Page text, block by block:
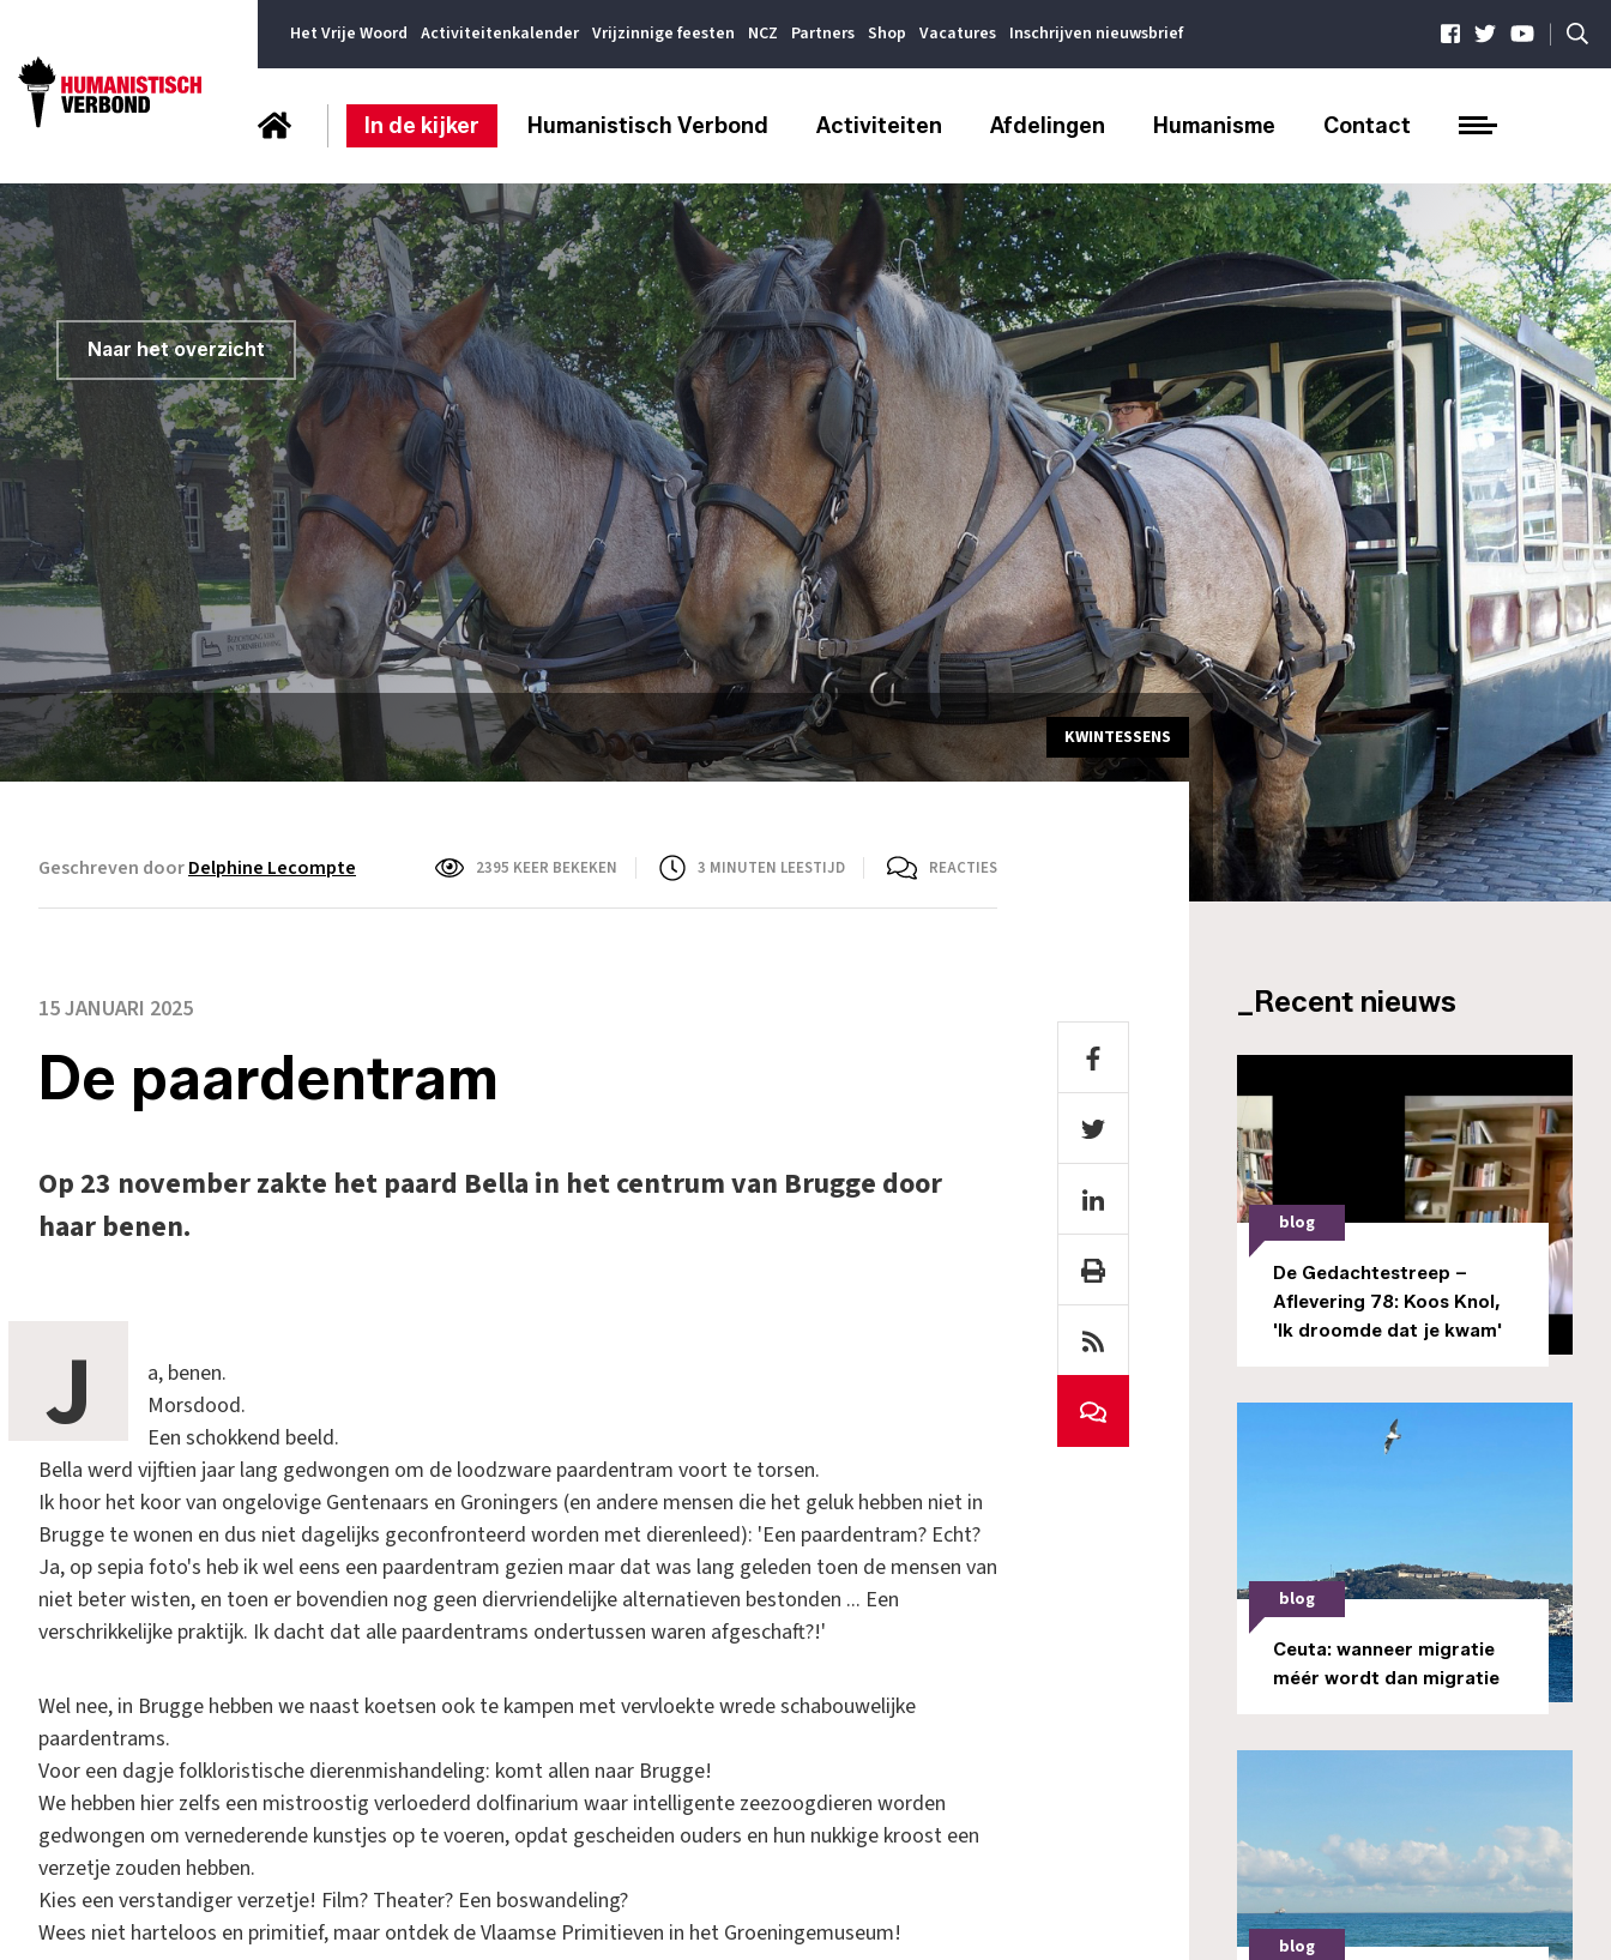
Het Vrije Woord Activiteitenkalender Vrijzinnige feesten NCZ Partners Shop Vacatures Inschrijven nieuwsbrief |
In de kijker Humanistisch Verbond Activiteiten Afdelingen Humanisme Contact
Naar het overzicht
KWINTESSENS
Geschreven doorDelphine Lecompte 2395 KEER BEKEKEN 3 MINUTEN LEESTIJD REACTIES
15 JANUARI 2025
De paardentram
Op 23 november zakte het paard Bella in het centrum van Brugge door
haar benen.
J
a, benen.
Morsdood.
Een schokkend beeld.
Bella werd vijftien jaar lang gedwongen om de loodzware paardentram voort te torsen.
Ik hoor het koor van ongelovige Gentenaars en Groningers (en andere mensen die het geluk hebben niet in
Brugge te wonen en dus niet dagelijks geconfronteerd worden met dierenleed): 'Een paardentram? Echt?
Ja, op sepia foto's heb ik wel eens een paardentram gezien maar dat was lang geleden toen de mensen van
niet beter wisten, en toen er bovendien nog geen diervriendelijke alternatieven bestonden ... Een
verschrikkelijke praktijk. Ik dacht dat alle paardentrams ondertussen waren afgeschaft?!'
Wel nee, in Brugge hebben we naast koetsen ook te kampen met vervloekte wrede schabouwelijke
paardentrams.
Voor een dagje folkloristische dierenmishandeling: komt allen naar Brugge!
We hebben hier zelfs een mistroostig verloederd dolfinarium waar intelligente zeezoogdieren worden
gedwongen om vernederende kunstjes op te voeren, opdat gescheiden ouders en hun nukkige kroost een
verzetje zouden hebben.
Kies een verstandiger verzetje! Film? Theater? Een boswandeling?
Wees niet harteloos en primitief, maar ontdek de Vlaamse Primitieven in het Groeningemuseum!
_Recent nieuws
blog
De Gedachtestreep –
Aflevering 78: Koos Knol,
'Ik droomde dat je kwam'
blog
Ceuta: wanneer migratie
méér wordt dan migratie
blog